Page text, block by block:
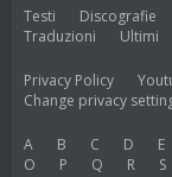
Testi Discografie
Traduzioni
Ultimi
Privacy Policy
Change privacy
A B C D E
O
P Q R S